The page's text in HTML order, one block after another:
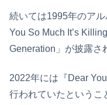
続いては1995年のア
You So Much It’s
Generation」が披露さ
2022年には『Dear
行われていたというこ